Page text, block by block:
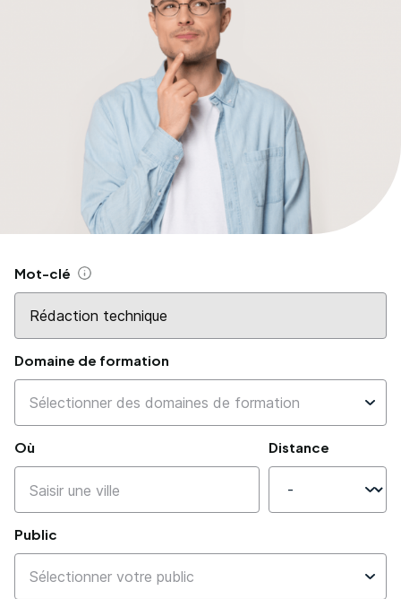
Mot-clé Aide
Domaine de formation
Où Distance
Public